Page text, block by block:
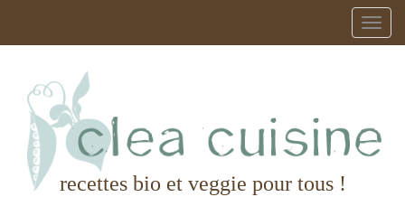
recettes bio et veggie pour tous !